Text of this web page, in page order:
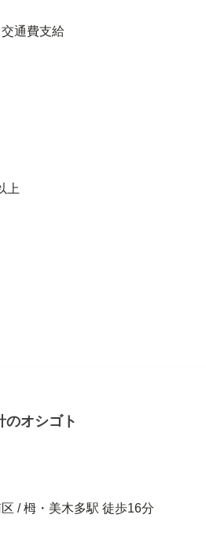
通費支給
上
のオシゴト
/ 栂・美木多駅 徒歩16分